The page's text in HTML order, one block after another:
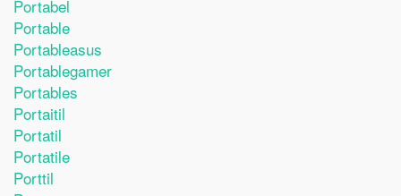
Portabel
Portable
Portableasus
Portablegamer
Portables
Portaitil
Portatil
Portatile
Porttil